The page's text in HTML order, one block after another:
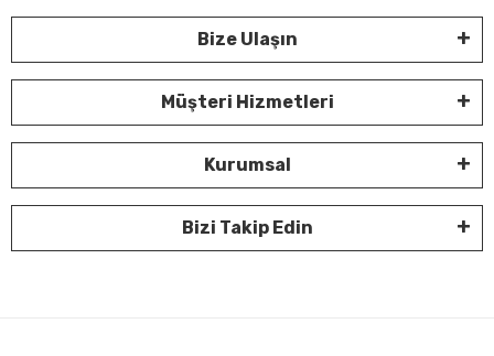
Bize Ulaşın
Müşteri Hizmetleri
Kurumsal
Bizi Takip Edin